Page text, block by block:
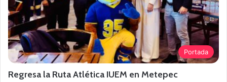
Portada
Regresa la Ruta Atlética IUEM en Metepec